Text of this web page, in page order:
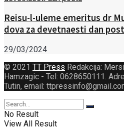
Reisu-l-uleme emeritus dr
dova za devetnaesti dan
29/03/2024
© 2021 TT Press Redakcija:
Hamzagic - Tel: 0628650111.
Tutin, email:
No Result
View All Result